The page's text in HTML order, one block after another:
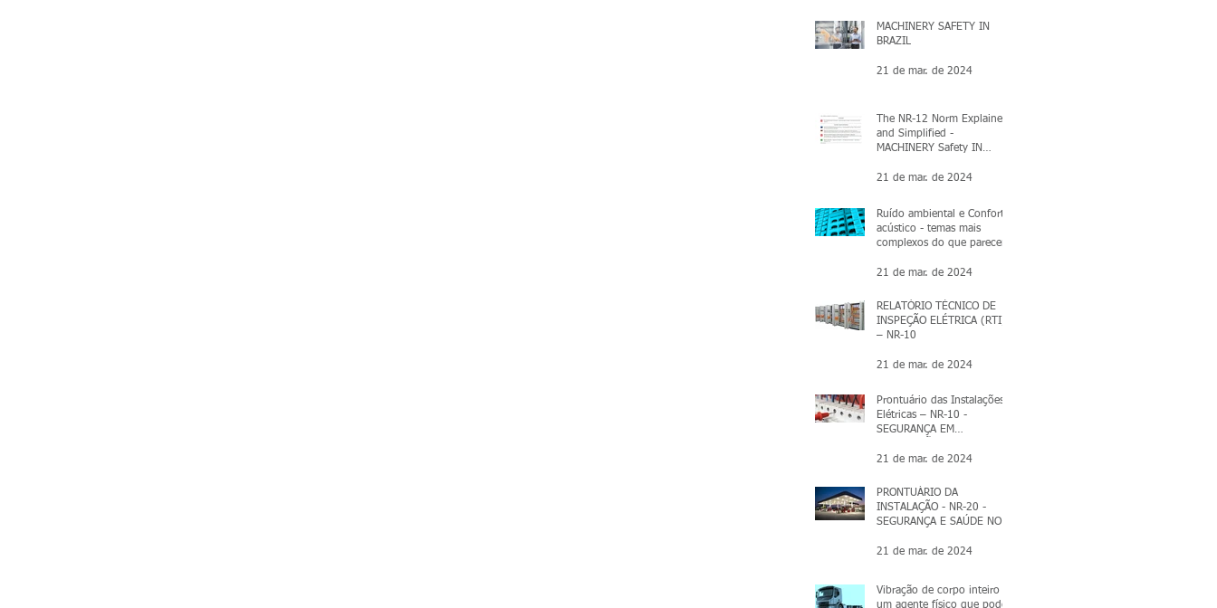
MACHINERY SAFETY IN
BRAZIL
21 de mar. de 2024
The NR-12 Norm Explained
and Simplified -
MACHINERY Safety IN
21 de mar. de 2024
Ruído ambiental e Conforto
acústico - temas mais
complexos do que parecem
21 de mar. de 2024
RELATÓRIO TÉCNICO DE
INSPEÇÃO ELÉTRICA (RTI)
– NR-10
21 de mar. de 2024
Prontuário das Instalações
Elétricas – NR-10 -
SEGURANÇA EM
EM ELETRICIDADE.
21 de mar. de 2024
PRONTUÁRIO DA
INSTALAÇÃO - NR-20 -
SEGURANÇA E SAÚDE NO
INFLAMÁVEIS E
21 de mar. de 2024
Vibração de corpo inteiro -
um agente físico que pode